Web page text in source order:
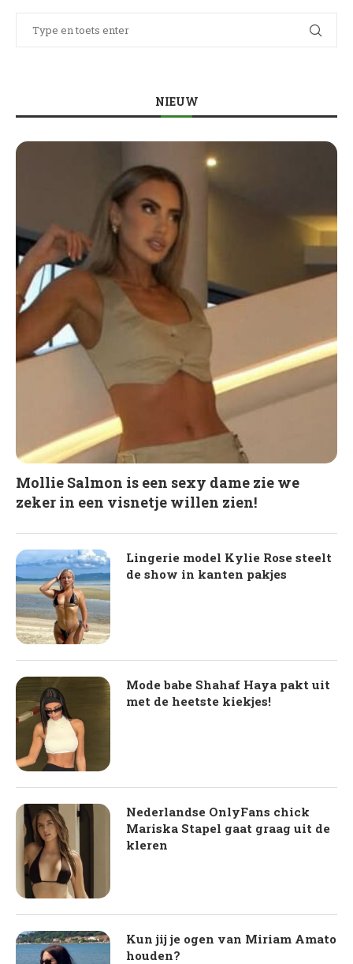
NIEUW
Mollie Salmon is een sexy dame zie we
zeker in een visnetje willen zien!
Lingerie model Kylie Rose steelt
de show in kanten pakjes
Mode babe Shahaf Haya pakt uit
met de heetste kiekjes!
Nederlandse OnlyFans chick
Mariska Stapel gaat graag uit de
kleren
Kun jij je ogen van Miriam Amato
houden?